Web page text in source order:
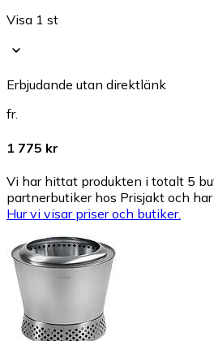
Visa 1 st
Erbjudande utan direktlänk
fr.
1 775 kr
Vi har hittat produkten i totalt 5
partnerbutiker hos Prisjakt och
Hur vi visar priser och butiker.